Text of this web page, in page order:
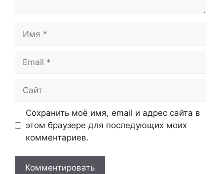
Сохранить моё имя, email и адрес сайта в
этом браузере для последующих моих
комментариев.